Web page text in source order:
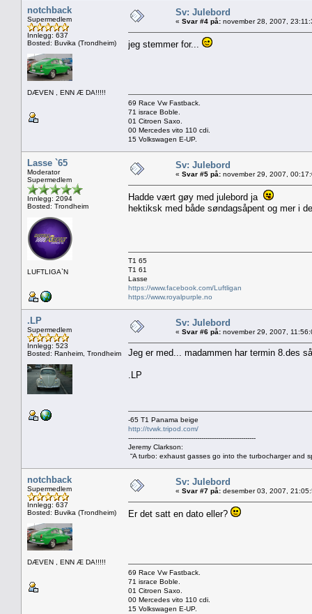
notchback
Supermedlem
Innlegg: 637
Bosted: Buvika (Trondheim)
DÆVEN , ENN Æ DA!!!!!
Sv: Julebord
« Svar #4 på: november 28, 2007,
jeg stemmer for...
69 Race Vw Fastback.
71 israce Boble.
01 Citroen Saxo.
00 Mercedes vito 110 cdi.
15 Volkswagen E-UP.
Lasse `65
Moderator
Supermedlem
Innlegg: 2094
Bosted: Trondheim
LUFTLIGA`N
Sv: Julebord
« Svar #5 på: november 29, 2007,
Hadde vært gøy med julebord ja
hektiksk med både søndagsåpent og mer i
T1 65
T1 61
Lasse
https://www.facebook.com/Luftligan
https://www.royalpurple.no
.LP
Supermedlem
Innlegg: 523
Bosted: Ranheim, Trondheim
Sv: Julebord
« Svar #6 på: november 29, 2007,
Jeg er med... madammen har termin 8.des
.LP
-65 T1 Panama beige
http://tvwk.tripod.com/
-------------------------------------------------------------
Jeremy Clarkson:
“A turbo: exhaust gasses go into the turbocharger and
notchback
Supermedlem
Innlegg: 637
Bosted: Buvika (Trondheim)
DÆVEN , ENN Æ DA!!!!!
Sv: Julebord
« Svar #7 på: desember 03, 2007,
Er det satt en dato eller?
69 Race Vw Fastback.
71 israce Boble.
01 Citroen Saxo.
00 Mercedes vito 110 cdi.
15 Volkswagen E-UP.